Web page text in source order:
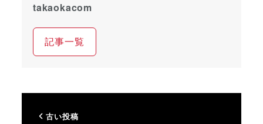
takaokacom
記事一覧
古い投稿